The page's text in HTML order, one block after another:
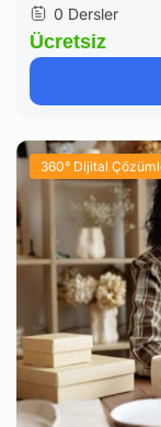
0 Dersler
Ücretsiz
360° Dijital